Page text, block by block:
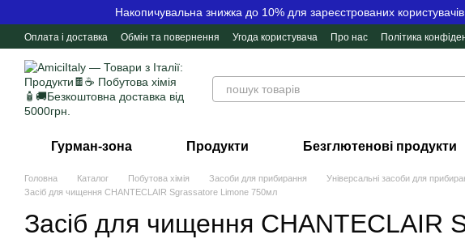
Перейти до основного контентуНакопичувальна знижка до 10% для зареєстрованих
Оплата і доставка Обмін та повернення Угода користувача Про нас
Політика
Гурман-зона Продукти Безглютенові продукти
Головна Каталог Побутова хімія Засоби для прибирання Універсальні засоби для
Засіб для чищення CHANTECLAIR Sgrassatore Limone 750мл
Засіб для чищення CHANTECLAIR